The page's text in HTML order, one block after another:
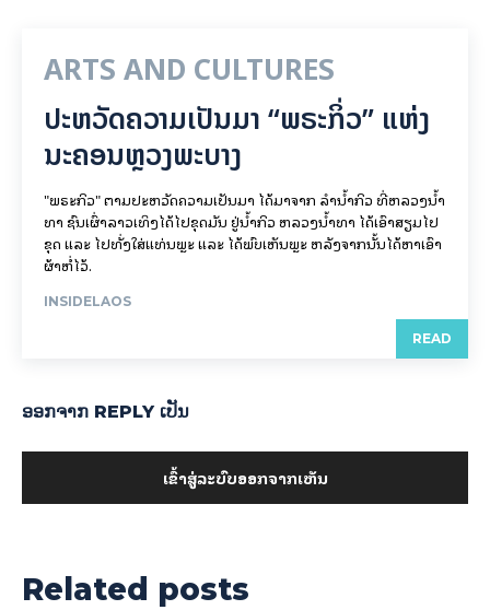
ARTS AND CULTURES
ປະຫວັດຄວາມເປັນມາ “ພຣະກິ່ວ” ແຫ່ງ
ນະຄອນຫຼວງພະບາງ
"ພຣະກິວ" ຕາມປະຫວັດຄວາມເປັນມາ ໄດ້ມາຈາກ ລຳນ້ຳກິວ ທີ່ຫລວງນ້ຳ
ທາ ຊົນເຜົ່າລາວເທິງໄດ້ໄປຂຸດມັນ ຢູ່ນ້ຳກິວ ຫລວງນ້ຳທາ ໄດ້ເອົາສຽມໄປ
ຂຸດ ແລະ ໄປທັ່ງໃສ່ແທ່ນພຼະ ແລະ ໄດ້ພົບເຫັນພຼະ ຫລັງຈາກນັ້ນໄດ້ຫາເອົາ
ຜ້າຫໍ່ໄວ້.
INSIDELAOS
READ
ອອກ​ຈາກ REPLY ເປັນ
ເຂົ້າ​ສູ່​ລະ​ບົບ​ອອກ​ຈາກ​ເຫັນ
Related posts